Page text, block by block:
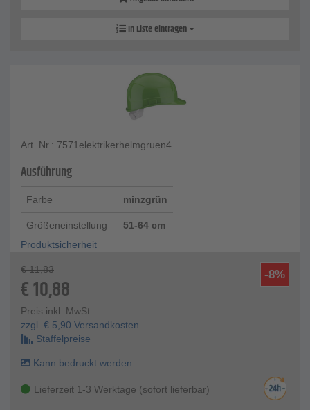
In Liste eintragen
Art. Nr.: 7571elektrikerhelmgruen4
Ausführung
Farbe minzgrün
Größeneinstellung
51-64 cm
Produktsicherheit
-8%
€ 11,83
€10,88
Preis inkl. MwSt.
zzgl. € 5,90 Versandkosten
Staffelpreise
Kann bedruckt werden
Lieferzeit 1-3 Werktage (sofort lieferbar)